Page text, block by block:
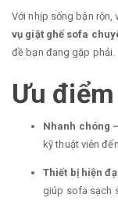
Với nhịp sống bận rộn,
vụ giặt ghế sofa
đề bạn đang gặp phải.
Ưu
Nhanh chóng
kỹ thuật viên
Thiết bị hiện
giúp sofa sạch